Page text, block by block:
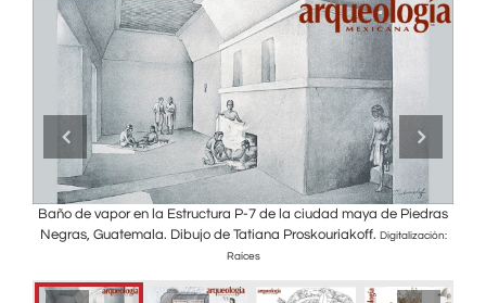
Baño de vapor en la Estructura P-7 de la ciudad maya de Piedras
Negras, Guatemala. Dibujo de Tatiana Proskouriakoff. Digitalización:
Raíces